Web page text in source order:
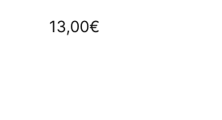
13,00€